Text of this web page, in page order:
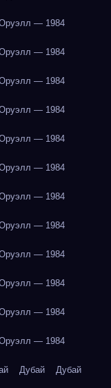
— 1984
— 1984
— 1984
— 1984
— 1984
— 1984
— 1984
— 1984
— 1984
— 1984
— 1984
— 1984
Дубай Дубай